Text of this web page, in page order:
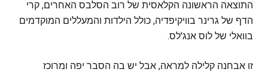
התוצאה הראשונה הקלאסית של רוב הסלבס האחרים, קרי
הדף של גרינר בוויקיפדיה, כולל הילדות והמעללים המוקדמים
בוואלי של לוס אנג'לס.
זו אבחנה קלילה למראה, אבל יש בה הסבר יפה ומרוכז